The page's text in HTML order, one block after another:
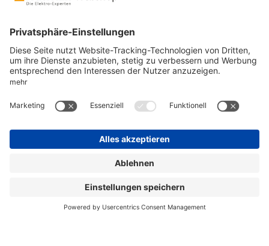
Versandpartner
Sicher bestellen
Versandkosten.
One4Business Solutions GmbH
Cookie-Richtlinie Barrierefreiheitserklärung